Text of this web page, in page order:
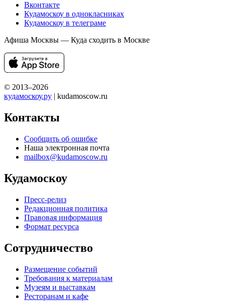
Вконтакте
Кудамоскоу в однокласниках
Кудамоскоу в телеграме
Афиша Москвы — Куда сходить в Москве
© 2013–2026
кудамоскоу.ру | kudamoscow.ru
Контакты
Сообщить об ошибке
Наша электронная почта
mailbox@kudamoscow.ru
Кудамоскоу
Пресс-релиз
Редакционная политика
Правовая информация
Формат ресурса
Сотрудничество
Размещение событий
Требования к материалам
Музеям и выставкам
Ресторанам и кафе